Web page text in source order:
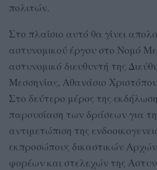
πολιτών.
Στο πλαίσιο αυτό θα γίνει
αστυνομικού έργου στο Νομό
αστυνομικό διευθυντή της
Μεσσηνίας, Αθανάσιο
Στο δεύτερο μέρος της
παρουσίαση των δράσεων για
αντιμετώπιση της
εκπροσώπους δικαστικών
φορέων και στελεχών της